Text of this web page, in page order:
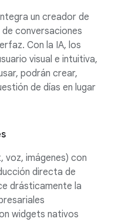
un creador de
conversaciones
Con la IA, los
visual e intuitiva,
podrán crear,
de días en lugar
voz, imágenes) con
directa de
drásticamente la
widgets nativos